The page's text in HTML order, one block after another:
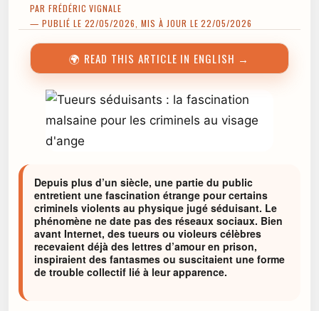
PAR FRÉDÉRIC VIGNALE
— PUBLIÉ LE 22/05/2026, MIS À JOUR LE 22/05/2026
🌍 READ THIS ARTICLE IN ENGLISH →
Depuis plus d’un siècle, une partie du public
entretient une fascination étrange pour certains
criminels violents au physique jugé séduisant. Le
phénomène ne date pas des réseaux sociaux. Bien
avant Internet, des tueurs ou violeurs célèbres
recevaient déjà des lettres d’amour en prison,
inspiraient des fantasmes ou suscitaient une forme
de trouble collectif lié à leur apparence.